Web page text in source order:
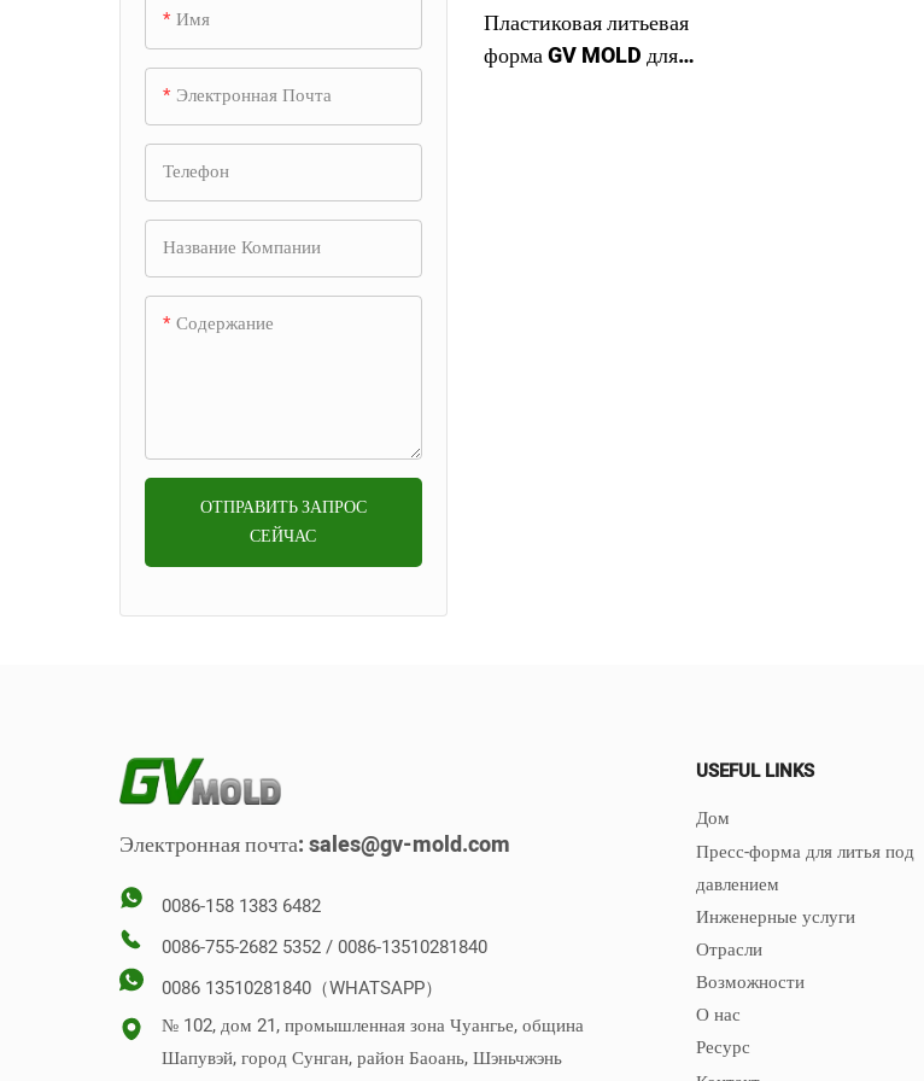
Форма для пылесоса
Форма для подметальной
машины
Пресс-форма для деталей
электроники
Форма для зарядки
беспроводных наушников
Пресс-форма для
Пресс-форма для корпуса
камеры
Форма для корпуса
Форма корпуса мыши
Промышленная литьевая
форма
Пресс-форма для принтера
先不要
Пластиковая форма для
шестерен
устройства
Пресс-форма для деталей
торгового автомата
Автомобильная литьевая
Пресс-форма для
автомобильной двери
Автоматическая световая
Форма для автомобильного
зеркала заднего вида
Пресс-форма для литья
посуды
Форма для мусорного
кофейников
Пресс-форма для
выдвижных ящиков
Форма для сиденья унитаза
Одиночная & многоместная
бегуна
2К Плесень
Формовочная форма
Стек Плесень
Имя
Электронная Почта
Телефон
Название Компании
Содержание
ОТПРАВИТЬ ЗАПРОС
СЕЙЧАС
Пластиковая литьевая
форма GV MOLD для
Электронная почта:sales@gv-mold.com
0086-158 1383 6482
0086-755-2682 5352 / 0086-13510281840
0086 13510281840（WHATSAPP）
№ 102, дом 21, промышленная зона Чуангье, община
Шапувэй, город Сунган, район Баоань, Шэньчжэнь
USEFUL LINKS
Дом
Пресс-форма для литья под
давлением
Инженерные услуги
Отрасли
Возможности
О нас
Ресурс